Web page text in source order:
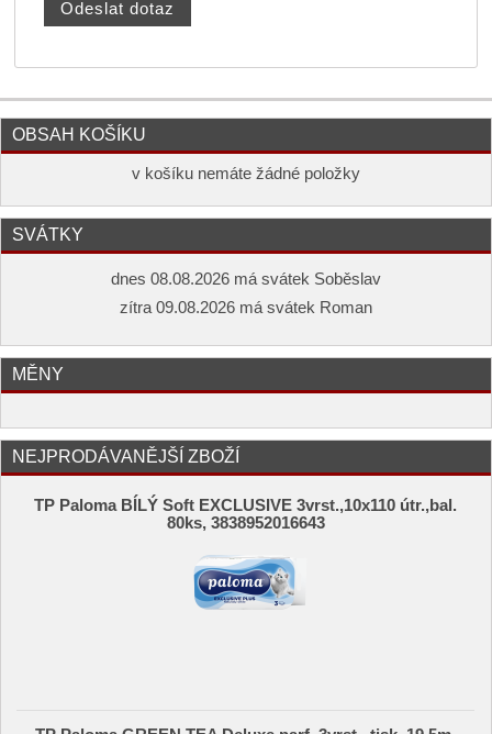
OBSAH KOŠÍKU
v košíku nemáte žádné položky
SVÁTKY
dnes 08.08.2026 má svátek Soběslav
zítra 09.08.2026 má svátek Roman
MĚNY
NEJPRODÁVANĚJŠÍ ZBOŽÍ
TP Paloma BÍLÝ Soft EXCLUSIVE 3vrst.,10x110 útr.,bal.
80ks, 3838952016643